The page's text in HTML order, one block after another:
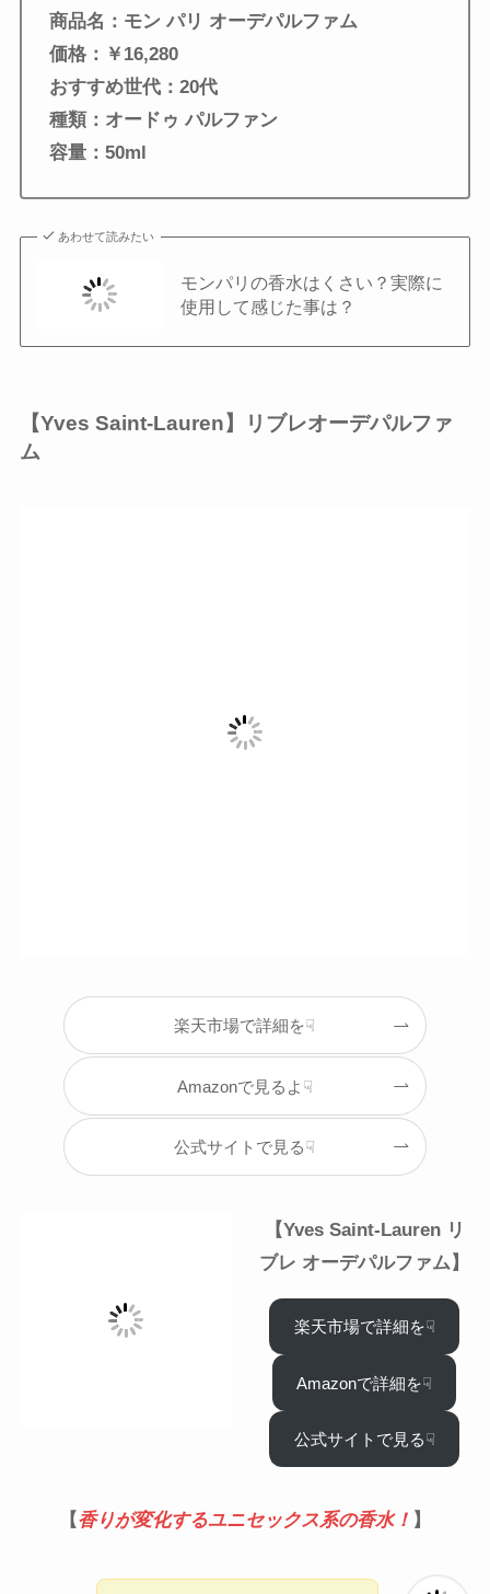
商品名： モン パリ オーデパルファム
価格：￥ 16,280
おすすめ世代：20代
種類：オードゥ パルファン
容量：50ml
あわせて読みたい
モンパリの香水はくさい？実際に
使用して感じた事は？
【Yves Saint-Lauren】リブレオーデパルファ
ム
楽天市場で詳細を☟
Amazonで見るよ☟
公式サイトで見る☟
【Yves Saint-Lauren リ
ブレ オーデパルファム】
楽天市場で詳細を☟
Amazonで詳細を☟
公式サイトで見る☟
【香りが変化するユニセックス系の香水！ 】